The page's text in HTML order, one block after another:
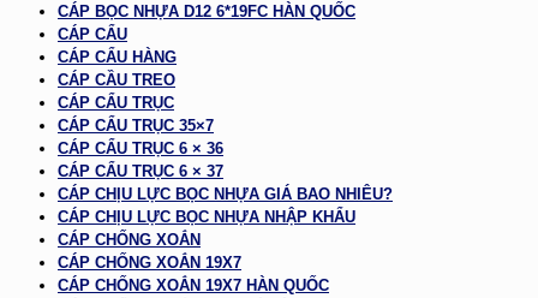
CÁP BỌC NHỰA D12 6*19FC HÀN QUỐC
CÁP CẨU
CÁP CẨU HÀNG
CÁP CẦU TREO
CÁP CẨU TRỤC
CÁP CẨU TRỤC 35×7
CÁP CẨU TRỤC 6 × 36
CÁP CẨU TRỤC 6 × 37
CÁP CHỊU LỰC BỌC NHỰA GIÁ BAO NHIÊU?
CÁP CHỊU LỰC BỌC NHỰA NHẬP KHẨU
CÁP CHỐNG XOẮN
CÁP CHỐNG XOẮN 19X7
CÁP CHỐNG XOẮN 19X7 HÀN QUỐC